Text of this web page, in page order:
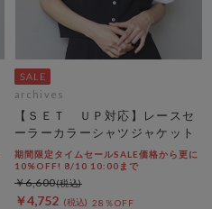
archives
【ＳＥＴ ＵＰ対応】レースセ
ーラーカラーシャツジャケット
期間限定タイムセールSALE価格から更に
10%OFF! 8/10 10:00まで
￥4,752 28％OFF
￥6,600